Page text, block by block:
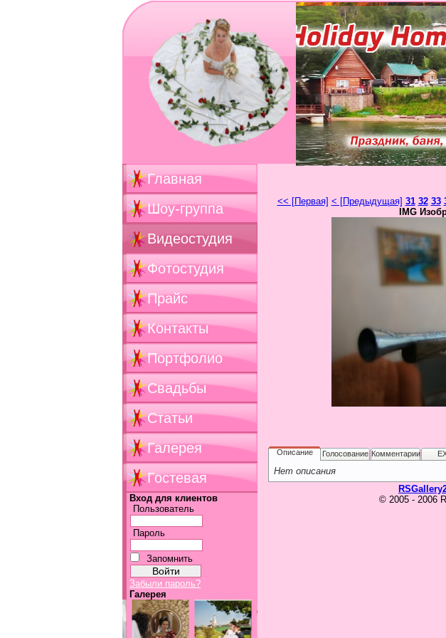
Главная
Шоу-группа
Видеостудия
Фотостудия
Прайс
Контакты
Портфолио
Свадьбы
Статьи
Галерея
Гостевая
Вход для клиентов
Пользователь
Пароль
Запомнить
Забыли пароль?
Галерея
<< [Первая] < [Предыдущая] 31 32 33
IMG
Описание Голосование Комментарии
Нет описания
© 2005 - 2006